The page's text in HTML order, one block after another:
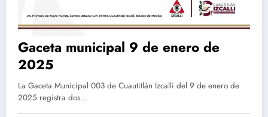
Gaceta municipal 9 de enero de
2025
La Gaceta Municipal 003 de Cuautitlán Izcalli del 9 de enero de
2025 registra dos…